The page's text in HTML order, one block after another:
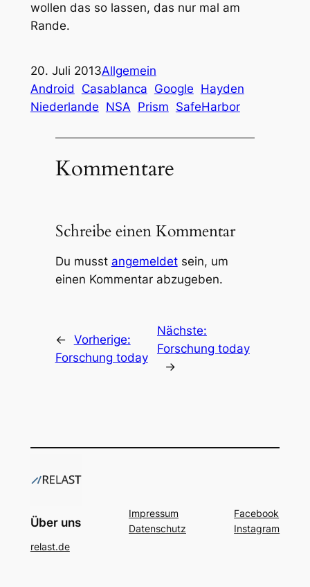
wollen das so lassen, das nur mal am
Rande.
20. Juli 2013Allgemein
Android
Casablanca Google Hayden
Niederlande NSA Prism SafeHarbor
Kommentare
Schreibe einen Kommentar
Du musst angemeldetsein, um
einen Kommentar abzugeben.
← Vorherige:
Forschung today
Nächste:
Forschung today
→
Über uns
relast.de
Impressum
Datenschutz
Facebook
Instagram